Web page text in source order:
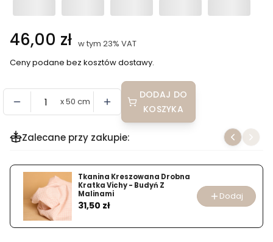
Cena
46,00 zł w tym 23% VAT
w tym 23% VAT
Ceny podane bez kosztów dostawy.
x 50 cm
DODAJ DO
KOSZYKA
Zalecane przy zakupie:
Tkanina Kreszowana Drobna
Kratka Vichy - Budyń Z
Malinami
Cena
31,50 zł
Dodaj